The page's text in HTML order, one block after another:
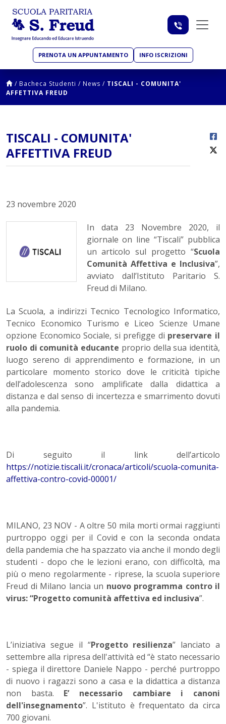
PRENOTA UN APPUNTAMENTO INFO ISCRIZIONI
/ Bacheca Studenti / News / TISCALI - COMUNITA'
AFFETTIVA FREUD
TISCALI - COMUNITA'
AFFETTIVA FREUD
23 novembre 2020
In data 23 Novembre 2020, il
giornale on line “Tiscali” pubblica
un articolo sul progetto “Scuola
Comunità Affettiva e Inclusiva”,
avviato dall’Istituto Paritario S.
Freud di Milano.
La Scuola, a indirizzi Tecnico Tecnologico Informatico,
Tecnico Economico Turismo e Liceo Scienze Umane
opzione Economico Sociale, si prefigge di preservare il
ruolo di comunità educante proprio della sua identità,
luogo sereno di apprendimento e formazione, in un
particolare momento storico dove le criticità tipiche
dell’adolescenza sono amplificate dalla didattica a
distanza e dal senso di incertezza e smarrimento dovuti
alla pandemia.
Di seguito il link dell’articolo
https://notizie.tiscali.it/cronaca/articoli/scuola-comunita-
affettiva-contro-covid-00001/
MILANO, 23 NOV - A oltre 50 mila morti ormai raggiunti
purtroppo oggi per il Covid e con la seconda ondata
della pandemia che ha spazzato via anche il mondo degli
studenti - dopo che le lezioni erano, con difficoltà, ma
più o meno regolarmente - riprese, la scuola superiore
Freud di Milano lancia un nuovo programma contro il
virus: “Progetto comunità affettiva ed inclusiva”.
L’iniziativa segue il “Progetto resilienza” lanciato a
settembre alla ripresa dell'attività ed “è stato necessario
- spiega il direttore Daniele Nappo - perché purtroppo
di nuovo i ragazzi sono a casa e la didattica a distanza
non basta. E’ necessario cambiare i canoni
dell'insegnamento”. L'istituto è frequentato da circa
700 giovani.